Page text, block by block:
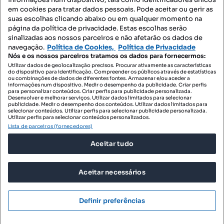
Mapa do Site
Contacte-nos
SIGA-NOS:
DESCARREGAR NA:
© 2026 Imovirtual.com, OLX Portugal, S.A.
TERMOS DE UTILIZAÇÃO
POLÍTICA DE PRIVACIDADE
CONFIGURAÇÕES DE PRIVACIDADE
em cookies para tratar dados pessoais. Pode aceitar ou gerir as
suas escolhas clicando abaixo ou em qualquer momento na
página da política de privacidade. Estas escolhas serão
sinalizadas aos nossos parceiros e não afetarão os dados de
navegação. Política de Cookies, Política de Privacidade
Nós e os nossos parceiros tratamos os dados para fornecermos:
Utilizar dados de geolocalização precisos. Procurar ativamente as características
do dispositivo para identificação. Compreender os públicos através de estatísticas
ou combinações de dados de diferentes fontes. Armazenar e/ou aceder a
informações num dispositivo. Medir o desempenho da publicidade. Criar perfis
para personalizar conteúdos. Criar perfis para publicidade personalizada.
Desenvolver e melhorar serviços. Utilizar dados limitados para selecionar
publicidade. Medir o desempenho dos conteúdos. Utilizar dados limitados para
selecionar conteúdos. Utilizar perfis para selecionar publicidade personalizada.
Utilizar perfis para selecionar conteúdos personalizados.
Lista de parceiros (fornecedores)
Aceitar tudo
Aceitar necessários
Definir preferências